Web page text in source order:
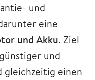
und
eine
und Akku. Ziel
und
gleichzeitig einen